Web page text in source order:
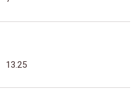
13.25